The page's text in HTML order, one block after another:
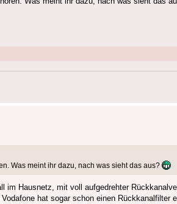
Was meint ihr dazu, nach was sieht das aus?
im Hausnetz, mit voll aufgedrehter
hat sogar schon einen Rückkanalfilter